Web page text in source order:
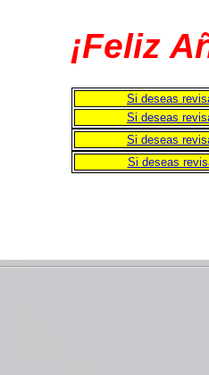
¡Feliz
Si deseas
Si deseas
Si deseas
Si deseas